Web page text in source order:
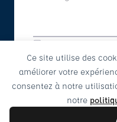
Ce site utilise des
améliorer votre
consentez à notre
notre
Envoyer